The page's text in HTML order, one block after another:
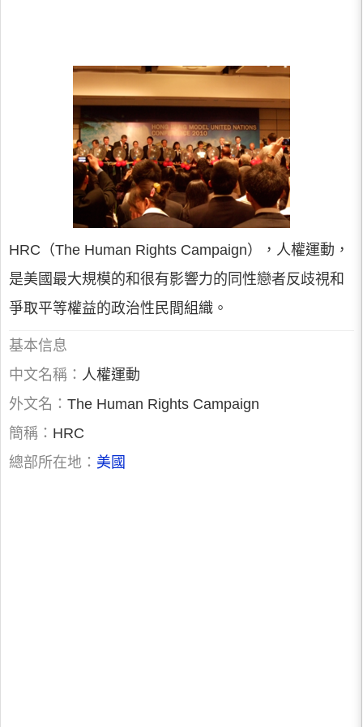
HRC（The Human Rights Campaign），人權運動，
是美國最大規模的和很有影響力的同性戀者反歧視和
爭取平等權益的政治性民間組織。
基本信息
中文名稱： 人權運動
外文名： The Human Rights Campaign
簡稱： HRC
總部所在地： 美國